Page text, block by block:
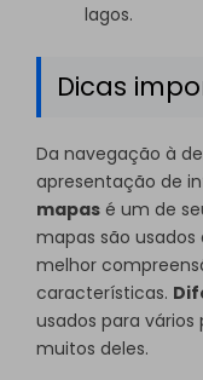
lagos.
Dicas
Da navegação à
apresentação de
mapas é um de
mapas são
melhor
características.
usados para
muitos deles.